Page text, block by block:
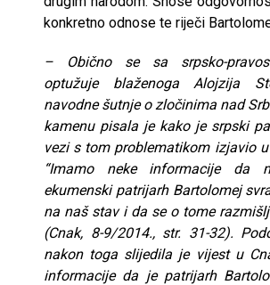
konkretno odnose te riječi
– Obično se sa srpsko-
optužuje blaženoga Alojzija
navodne šutnje o zločinima nad
kamenu pisala je kako je srpski
vezi s tom problematikom izjavio
“Imamo neke informacije da
ekumenski patrijarh Bartolomej
na naš stav i da se o tome
(Cnak, 8-9/2014., str. 31-32).
nakon toga slijedila je vijest u
informacije da je patrijarh